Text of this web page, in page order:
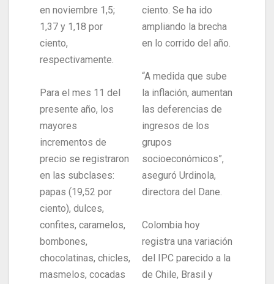
en noviembre 1,5;
1,37 y 1,18 por
ciento,
respectivamente.
Para el mes 11 del
presente año, los
mayores
incrementos de
precio se registraron
en las subclases:
papas (19,52 por
ciento), dulces,
confites, caramelos,
bombones,
chocolatinas, chicles,
masmelos, cocadas
ciento. Se ha ido
ampliando la brecha
en lo corrido del año.
“A medida que sube
la inflación, aumentan
las deferencias de
ingresos de los
grupos
socioeconómicos”,
aseguró Urdinola,
directora del Dane.
Colombia hoy
registra una variación
del IPC parecido a la
de Chile, Brasil y